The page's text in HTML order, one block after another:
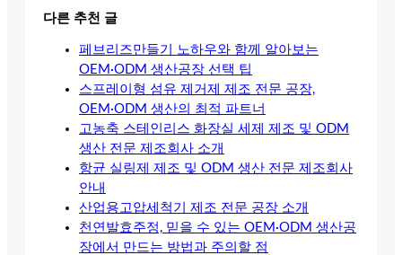
다른 추천 글
페브리즈만들기 노하우와 함께 알아보는
OEM·ODM 생산공장 선택 팁
스프레이형 섬유 제거제 제조 전문 공장,
OEM·ODM 생산의 최적 파트너
고농축 스테인리스 화장실 세제 제조 및 ODM
생산 전문 제조회사 소개
항균 실링제 제조 및 ODM 생산 전문 제조회사
안내
산업용고압세척기 제조 전문 공장 소개
천연발효주정, 믿을 수 있는 OEM·ODM 생산공
장에서 만드는 방법과 주의할 점